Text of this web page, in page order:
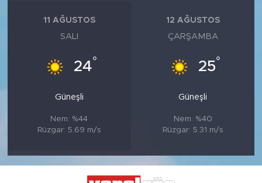
11 AĞUSTOS
SALI
24°
Güneşli
Nem: %44
Rüzgar: 5.69 m/s
12 AĞUSTOS
ÇARŞAMBA
25°
Güneşli
Nem: %40
Rüzgar: 5.31 m/s